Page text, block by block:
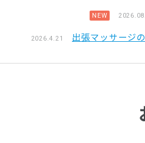
NEW
2026.4.21 出張マッサージ